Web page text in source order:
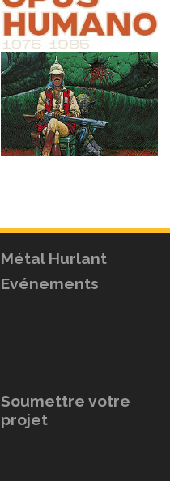
Métal Hurlant
Evénements
Soumettre votre
projet